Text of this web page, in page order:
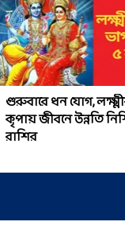
গুরুবারে ধন যোগ,
কৃপায় জীবনে উন্নতি
রাশির